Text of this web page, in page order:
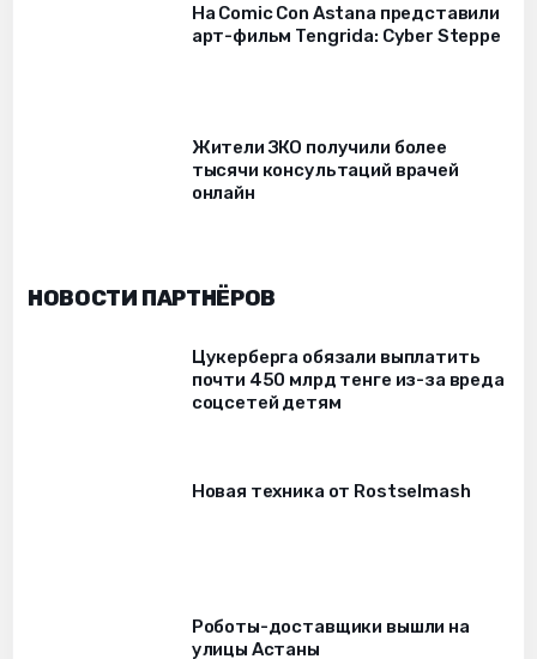
На Comic Con Astana представили
арт-фильм Tengrida: Cyber Steppe
Жители ЗКО получили более
тысячи консультаций врачей
онлайн
НОВОСТИ ПАРТНЁРОВ
Цукерберга обязали выплатить
почти 450 млрд тенге из-за вреда
соцсетей детям
Новая техника от Rostselmash
Роботы-доставщики вышли на
улицы Астаны